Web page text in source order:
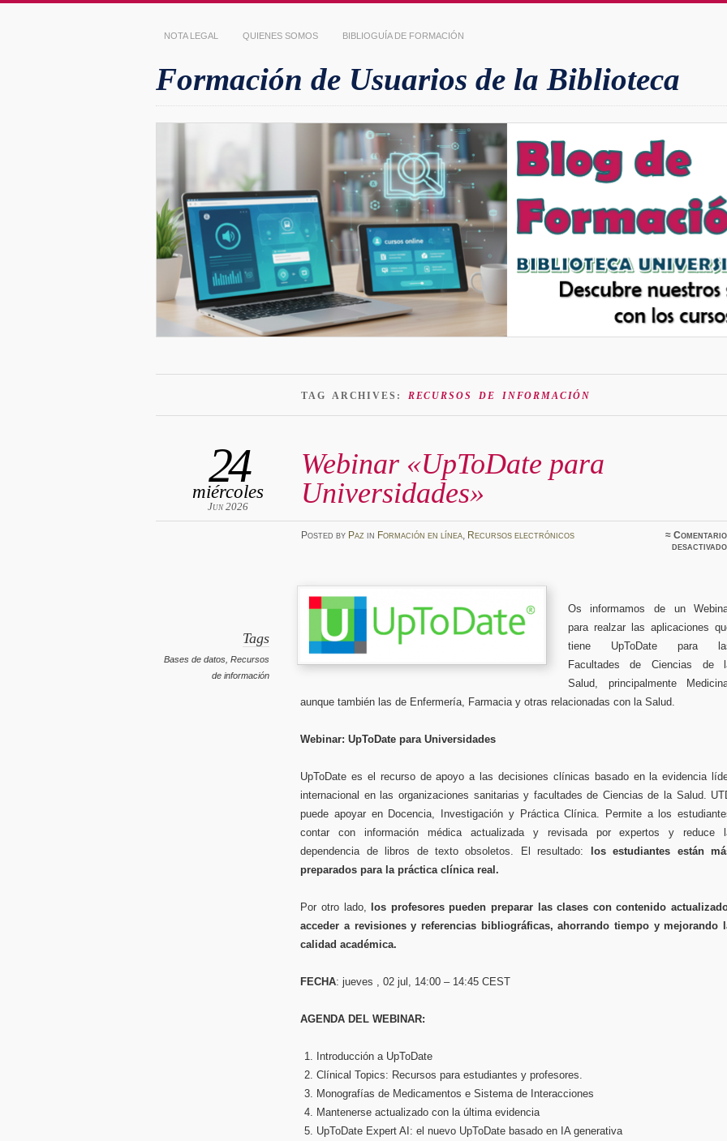
NOTA LEGAL QUIENES SOMOS BIBLIOGUÍA DE FORMACIÓN
Formación de Usuarios de la Biblioteca
TAG ARCHIVES: RECURSOS DE INFORMACIÓN
Webinar «UpToDate para
Universidades»
24
miércoles
Jun 2026
Posted by Paz in Formación en línea, Recursos electrónicos ≈
Tags
Bases de datos ,Recursos
de información
Os informamos de un
para realzar las aplicaciones
tiene UpToDate para
Facultades de Ciencias de
Salud, principalmente
aunque también las de Enfermería, Farmacia y otras relacionadas con la Salud.
Webinar: UpToDate para Universidades
UpToDate es el recurso de apoyo a las decisiones clínicas basado en la evidencia
internacional en las organizaciones sanitarias y facultades de Ciencias de la Salud.
puede apoyar en Docencia, Investigación y Práctica Clínica. Permite a los
contar con información médica actualizada y revisada por expertos y reduce
dependencia de libros de texto obsoletos. El resultado: los estudiantes están
preparados para la práctica clínica real.
Por otro lado, los profesores pueden preparar las clases con contenido
acceder a revisiones y referencias bibliográficas, ahorrando tiempo y mejorando
calidad académica.
FECHA: jueves , 02 jul, 14:00 – 14:45 CEST
AGENDA DEL WEBINAR:
Introducción a UpToDate
Clínical Topics: Recursos para estudiantes y profesores.
Monografías de Medicamentos e Sistema de Interacciones
Mantenerse actualizado con la última evidencia
UpToDate Expert AI: el nuevo UpToDate basado en IA generativa